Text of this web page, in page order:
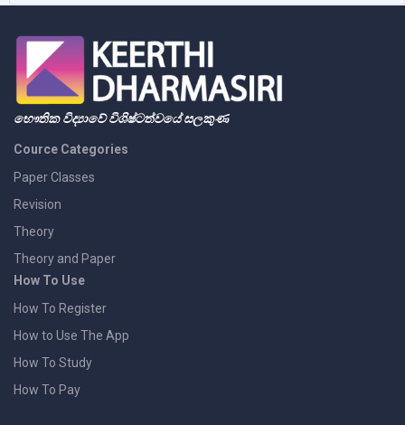
භෞතික විද්‍යාවේ විශිෂ්ටත්වයේ සලකුණ
Cource Categories
Paper Classes
Revision
Theory
Theory and Paper
How To Use
How To Register
How to Use The App
How To Study
How To Pay